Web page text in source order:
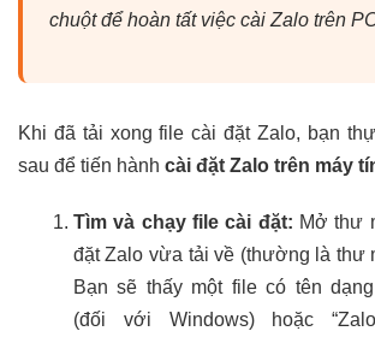
chuột để hoàn tất việc cài Zalo trên
Khi đã tải xong file cài đặt Zalo, bạn
sau để tiến hành cài đặt Zalo trên máy
Tìm và chạy file cài đặt: Mở thư
đặt Zalo vừa tải về (thường là thư
Bạn sẽ thấy một file có tên dạng
(đối với Windows) hoặc